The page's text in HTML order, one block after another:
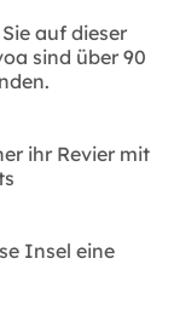
auf dieser
sind über 90
ihr Revier mit
Insel eine